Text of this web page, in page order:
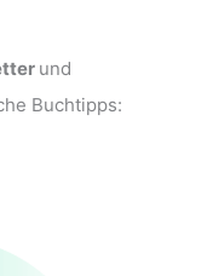
und
Buchtipps: